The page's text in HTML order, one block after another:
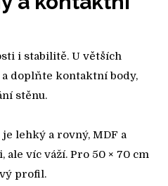
i stabilitě. U větších
doplňte kontaktní body,
stěnu.
lehký a rovný, MDF a
víc váží. Pro 50 × 70 cm
profil.